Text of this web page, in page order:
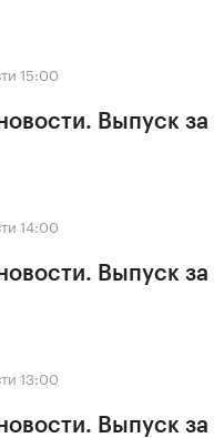
15:00
новости. Выпуск
14:00
Выпуск
13:00
Выпуск